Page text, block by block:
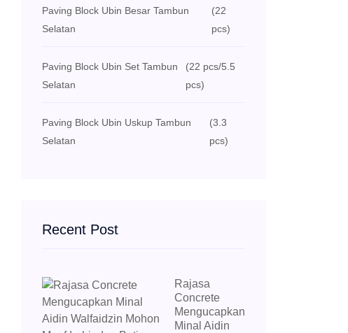
Paving Block Ubin Besar Tambun
Selatan
(22
pcs)
Paving Block Ubin Set Tambun
Selatan
(22 pcs/5.5
pcs)
Paving Block Ubin Uskup Tambun
Selatan
(3.3
pcs)
Recent Post
Rajasa
Concrete
Mengucapkan
Minal Aidin